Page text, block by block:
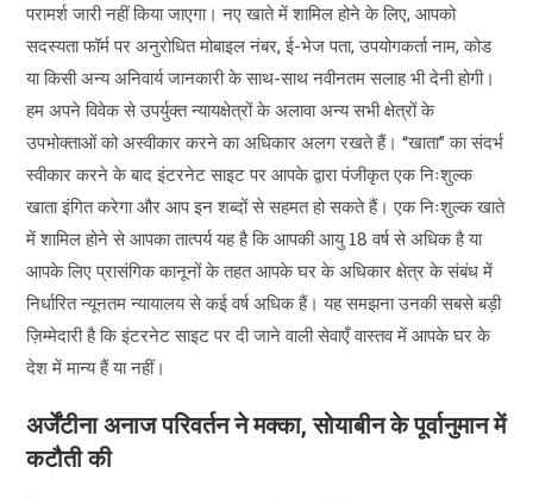
परामर्श जारी नहीं किया जाएगा। नए खाते में शामिल होने के लिए, आपको
सदस्यता फॉर्म पर अनुरोधित मोबाइल नंबर, ई-भेज पता, उपयोगकर्ता नाम, कोड
या किसी अन्य अनिवार्य जानकारी के साथ-साथ नवीनतम सलाह भी देनी होगी।
हम अपने विवेक से उपर्युक्त न्यायक्षेत्रों के अलावा अन्य सभी क्षेत्रों के
उपभोक्ताओं को अस्वीकार करने का अधिकार अलग रखते हैं। “खाता” का संदर्भ
स्वीकार करने के बाद इंटरनेट साइट पर आपके द्वारा पंजीकृत एक निःशुल्क
खाता इंगित करेगा और आप इन शब्दों से सहमत हो सकते हैं। एक निःशुल्क खाते
में शामिल होने से आपका तात्पर्य यह है कि आपकी आयु 18 वर्ष से अधिक है या
आपके लिए प्रासंगिक कानूनों के तहत आपके घर के अधिकार क्षेत्र के संबंध में
निर्धारित न्यूनतम न्यायालय से कई वर्ष अधिक हैं। यह समझना उनकी सबसे बड़ी
ज़िम्मेदारी है कि इंटरनेट साइट पर दी जाने वाली सेवाएँ वास्तव में आपके घर के
देश में मान्य हैं या नहीं।
अर्जेंटीना अनाज परिवर्तन ने मक्का, सोयाबीन के पूर्वानुमान में
कटौती की